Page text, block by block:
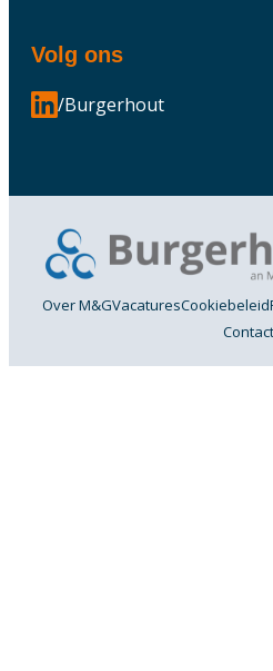
Volg ons
/Burgerhout
Over M&GVacaturesCookiebeleid
Contact